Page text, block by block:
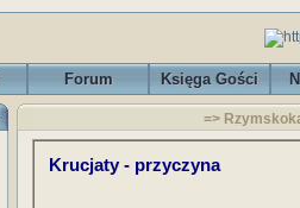
Forum Księga Gości
=>
Krucjaty - przyczyna